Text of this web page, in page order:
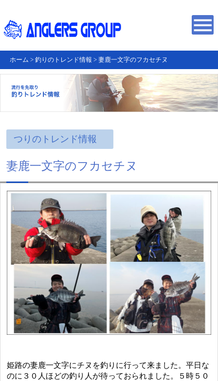
ホーム > 釣りのトレンド情報 > 妻鹿一文字のフカセチヌ
つりのトレンド情報
妻鹿一文字のフカセチヌ
姫路の妻鹿一文字にチヌを釣りに行って来ました。平日な
のに３０人ほどの釣り人が待っておられました。５時５０